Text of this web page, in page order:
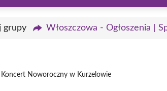
grupy Włoszczowa - Ogłoszenia |
Koncert Noworoczny w Kurzelowie